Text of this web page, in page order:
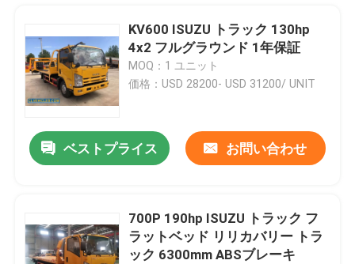
KV600 ISUZU トラック 130hp
4x2 フルグラウンド 1年保証
MOQ：1 ユニット
価格：USD 28200- USD 31200/ UNIT
ベストプライス お問い合わせ
700P 190hp ISUZU トラック フ
ラットベッド リリカバリー トラ
ック 6300mm ABSブレーキ